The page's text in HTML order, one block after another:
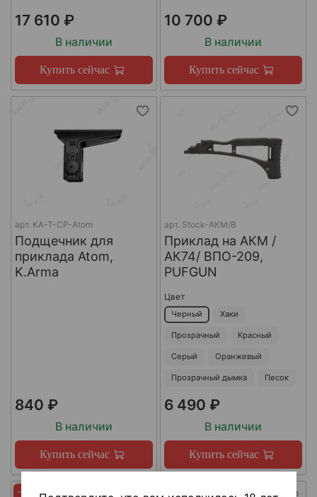
17 610 ₽
В наличии
Купить сейчас
10 700 ₽
В наличии
Купить сейчас
арт. KA-T-CP-Atom
Подщечник для
приклада Atom,
K.Arma
840 ₽
В наличии
Купить сейчас
арт. Stock-AKM/B
Приклад на АКМ /
АК74/ ВПО-209,
PUFGUN
Цвет
Черный Хаки
Прозрачный Красный
Серый Оранжевый
Прозрачный дымка Песок
6 490 ₽
В наличии
Купить сейчас
-45%